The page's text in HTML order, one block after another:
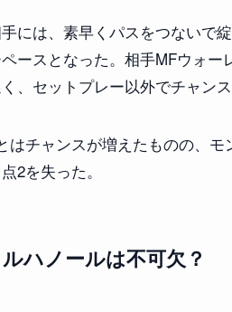
には、素早くパスをつないで
ースとなった。相手MFウォ
、セットプレー以外でチャン
はチャンスが増えたものの、
2を失った。
ハノールは不可欠？